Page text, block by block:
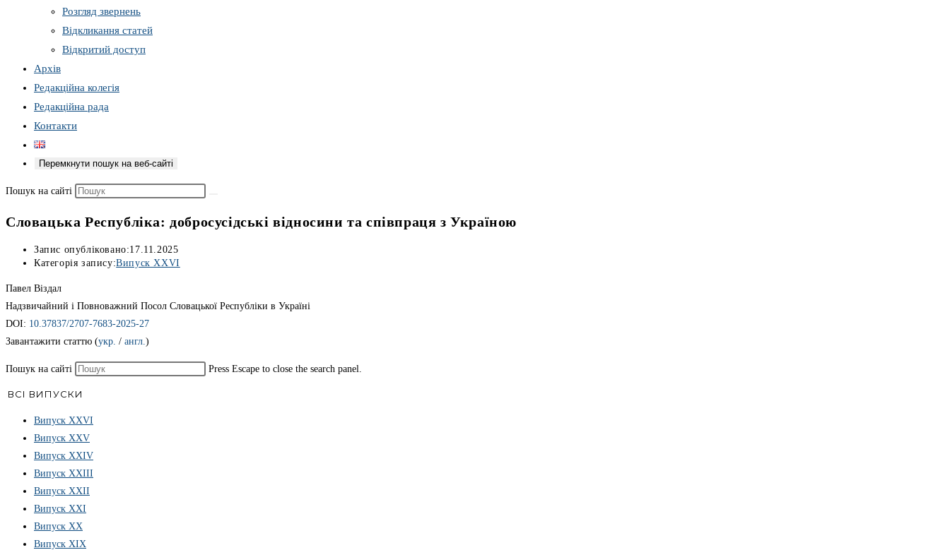
Розгляд звернень
Відкликання статей
Відкритий доступ
Архів
Редакційна колегія
Редакційна рада
Контакти
Перемкнути пошук на веб-сайті
Пошук на сайті
Словацька Республіка: добросусідські відносини та співпраця з Україною
Запис опубліковано:17.11.2025
Категорія запису:Випуск ХХVІ
Павел Віздал
Надзвичайний і Повноважний Посол Словацької Республіки в Україні
DOI: 10.37837/2707-7683-2025-27
Завантажити статтю (укр. / англ.)
Пошук на сайті Press Escape to close the search panel.
ВСІ ВИПУСКИ
Випуск ХХVІ
Випуск XXV
Випуск XXIV
Випуск XXIII
Випуск XXII
Випуск XXI
Випуск XX
Випуск XIX